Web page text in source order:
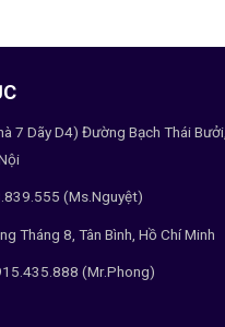
7 Dãy D4) Đường Bạch Thái Bưởi,
(Ms.Nguyệt)
Tháng 8, Tân Bình, Hồ Chí Minh
(Mr.Phong)